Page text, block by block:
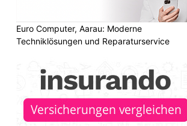
Euro Computer, Aarau: Moderne
Techniklösungen und Reparaturservice